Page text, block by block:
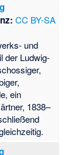
CC BY-SA
und
der Ludwig-
ein
1838–